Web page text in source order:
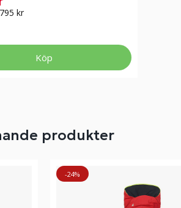
kr
Köp
produkter
-24%